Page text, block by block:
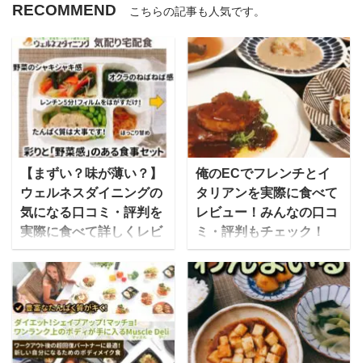
RECOMMEND こちらの記事も人気です。
【まずい？味が薄い？】
ウェルネスダイニングの
気になる口コミ・評判を
実際に食べて詳しくレビ
ュー
ウェルネスダイニングは
食事制限専門の宅配食サ
ービスで、カロリーや塩
分・糖質などを制限した
4つの食事制限コース
俺のECでフレンチとイ
タリアンを実際に食べて
レビュー！みんなの口コ
ミ・評判もチェック！
企業である俺の株式会社
が運営する「俺の」シリ
ーズのお取り寄せ通販オ
ンラインショップです。
俺のECでは、俺のシリ